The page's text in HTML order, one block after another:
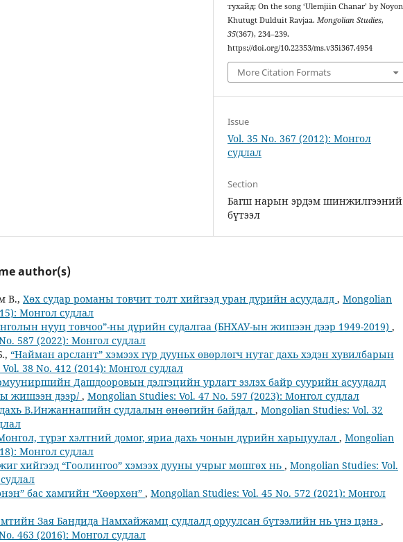
тухайд: On the song ‘Ulemjiin Chanar’ by Noyon
Khutugt Dulduit Ravjaa. Mongolian Studies,
35(367), 234–239.
https://doi.org/10.22353/ms.v35i367.4954
More Citation Formats
Issue
Vol. 35 No. 367 (2012): Монгол
судлал
Section
Багш нарын эрдэм шинжилгээний
бүтээл
author(s)
В., Хөх судар романы товчит толт хийгээд уран дүрийн асуудалд , Mongolian
Монгол судлал
нууц товчоо”-ны дүрийн судалгаа (БНХАУ-ын жишээн дээр 1949-2019) ,
587 (2022): Монгол судлал
“Найман арслант” хэмээх гүр дууньх өвөрлөгч нутаг дахь хэдэн хувилбарын
38 No. 412 (2014): Монгол судлал
Дашдооровын дэлгэцийн урлагт эзлэх байр суурийн асуудалд
жишээн дээр/ , Mongolian Studies: Vol. 47 No. 597 (2023): Монгол судлал
В.Инжаннашийн судлалын өнөөгийн байдал , Mongolian Studies: Vol. 32
түрэг хэлтний домог, яриа дахь чонын дүрийн харьцуулал , Mongolian
Монгол судлал
хийгээд “Гоолингоо” хэмээх дууны учрыг мөшгөх нь , Mongolian Studies: Vol.
бас хамгийн “Хөөрхөн” , Mongolian Studies: Vol. 45 No. 572 (2021): Монгол
Зая Бандида Намхайжамц судлалд оруулсан бүтээлийн нь үнэ цэнэ ,
463 (2016): Монгол судлал